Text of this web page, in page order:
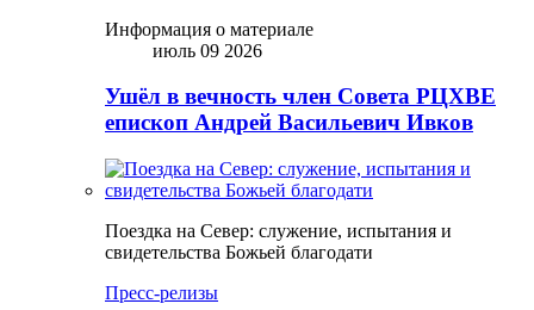
Информация о материале
июль 09 2026
Ушёл в вечность член Совета РЦХВЕ
епископ Андрей Васильевич Ивков
Поездка на Север: служение, испытания и
свидетельства Божьей благодати
Пресс-релизы